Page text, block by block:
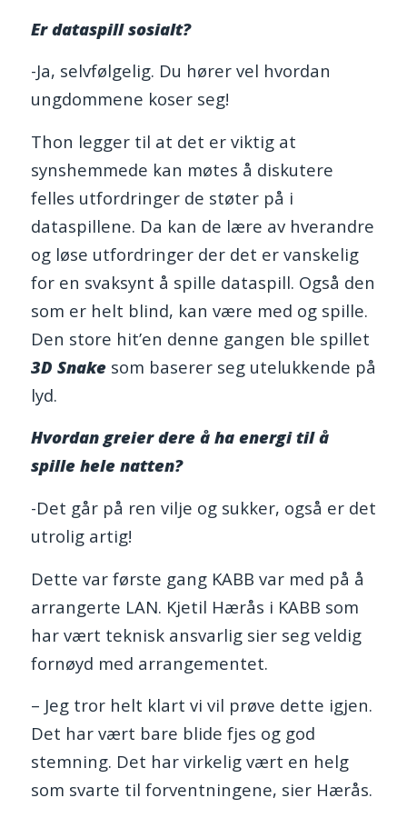
Er dataspill sosialt?
-Ja, selvfølgelig. Du hører vel hvordan
ungdommene koser seg!
Thon legger til at det er viktig at
synshemmede kan møtes å diskutere
felles utfordringer de støter på i
dataspillene. Da kan de lære av hverandre
og løse utfordringer der det er vanskelig
for en svaksynt å spille dataspill. Også den
som er helt blind, kan være med og spille.
Den store hit’en denne gangen ble spillet
3D Snakesom baserer seg utelukkende på
lyd.
Hvordan greier dere å ha energi til å
spille hele natten?
-Det går på ren vilje og sukker, også er det
utrolig artig!
Dette var første gang KABB var med på å
arrangerte LAN. Kjetil Hærås i KABB som
har vært teknisk ansvarlig sier seg veldig
fornøyd med arrangementet.
– Jeg tror helt klart vi vil prøve dette igjen.
Det har vært bare blide fjes og god
stemning. Det har virkelig vært en helg
som svarte til forventningene, sier Hærås.